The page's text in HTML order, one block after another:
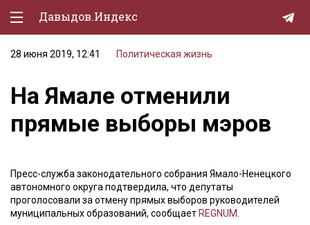
Давыдов.Индекс
Политическая жизнь
Экономика
Природа
Спорт
Культура
28 июня 2019, 12:41 Политическая жизнь
На Ямале отменили
прямые выборы мэров
Пресс-служба законодательного собрания Ямало-Ненецкого
автономного округа подтвердила, что депутаты
проголосовали за отмену прямых выборов руководителей
муниципальных образований, сообщает REGNUM